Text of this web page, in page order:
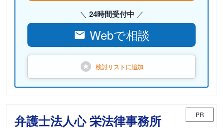
24時間受付中
Webで相談
検討リストに追加
弁護士法人心 栄法律事務所 PR